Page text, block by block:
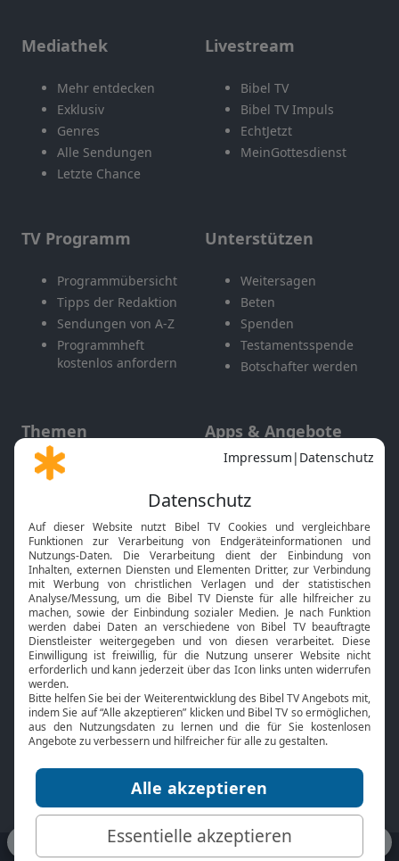
Mediathek
Mehr entdecken
Exklusiv
Genres
Alle Sendungen
Letzte Chance
Livestream
Bibel TV
Bibel TV Impuls
EchtJetzt
MeinGottesdienst
TV Programm
Programmübersicht
Tipps der Redaktion
Sendungen von A-Z
Programmheft
kostenlos anfordern
Unterstützen
Weitersagen
Beten
Spenden
Testamentsspende
Botschafter werden
Themen
Gott und Bibel erklärt
Neuigkeiten
Apps & Angebote
Mobile App
Smart TV
HbbTV
Bibelthek Online-Bibel
Nächster Gottesdienst
Bibel TV
Über uns
Jobs
Mediadaten
Service
Kontakt
TV-Empfang
bibeltv.de: Impressum Datenschutz